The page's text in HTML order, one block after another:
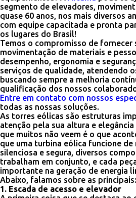
segmento de elevadores,
quase 60 anos, nos mais diversos
com equipe capacitada e pronta
os lugares do Brasil!
Temos o compromisso de fornecer
movimentação de materiais e
desempenho, ergonomia e
serviços de qualidade, atendendo
buscando sempre a melhoria
qualificação dos nossos
Entre em contato com nossos
todas as nossas soluções.
As torres eólicas são estruturas
atenção pela sua altura e
que muitos não veem é o que
que uma turbina eólica funcione de
silenciosa e segura, diversos
trabalham em conjunto, e cada
importante na geração de energia
Abaixo, falamos sobre as principais:
1. Escada de acesso e elevador